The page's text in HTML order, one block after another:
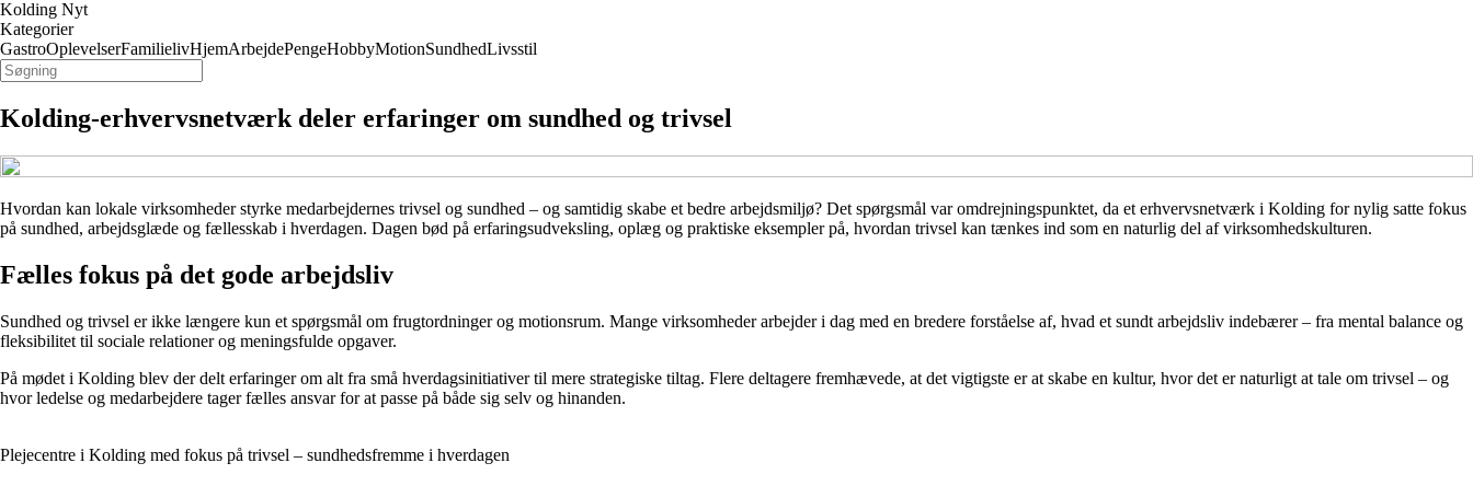
Kolding Nyt
Kategorier
GastroOplevelserFamilielivHjemArbejdePengeHobbyMotionSundhedLivsstil
Kolding-erhvervsnetværk deler erfaringer om sundhed og trivsel
Hvordan kan lokale virksomheder styrke medarbejdernes trivsel og sundhed – og samtidig skabe et bedre arbejdsmiljø? Det spørgsmål var omdrejningspunktet, da et erhvervsnetværk i Kolding for nylig satte fokus
på sundhed, arbejdsglæde og fællesskab i hverdagen. Dagen bød på erfaringsudveksling, oplæg og praktiske eksempler på, hvordan trivsel kan tænkes ind som en naturlig del af virksomhedskulturen.
Fælles fokus på det gode arbejdsliv
Sundhed og trivsel er ikke længere kun et spørgsmål om frugtordninger og motionsrum. Mange virksomheder arbejder i dag med en bredere forståelse af, hvad et sundt arbejdsliv indebærer – fra mental balance og
fleksibilitet til sociale relationer og meningsfulde opgaver.
På mødet i Kolding blev der delt erfaringer om alt fra små hverdagsinitiativer til mere strategiske tiltag. Flere deltagere fremhævede, at det vigtigste er at skabe en kultur, hvor det er naturligt at tale om trivsel – og
hvor ledelse og medarbejdere tager fælles ansvar for at passe på både sig selv og hinanden.
Plejecentre i Kolding med fokus på trivsel – sundhedsfremme i hverdagen